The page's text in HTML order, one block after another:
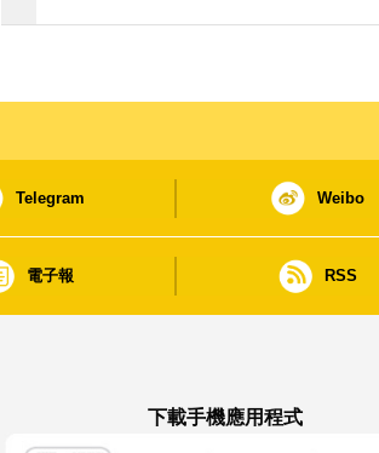
Telegram Weibo
電子報 RSS
下載手機應用程式